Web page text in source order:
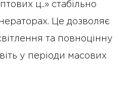
ц..» стабільно
Це дозволяє
та повноцінну
у періоди масових